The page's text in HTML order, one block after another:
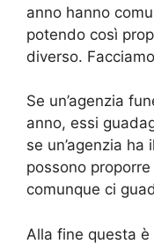
anno hanno
potendo così
diverso.
Se un’agenzia
anno, essi
se un’agenzia
possono
comunque ci
Alla fine questa